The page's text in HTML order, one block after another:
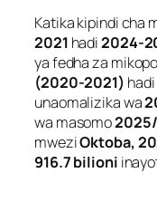
Katika kipindi cha
2021 hadi2024-
ya fedha za
(2020-2021) hadi
unaomalizika wa
wa masomo
mweziOktoba,
916.7 bilioni